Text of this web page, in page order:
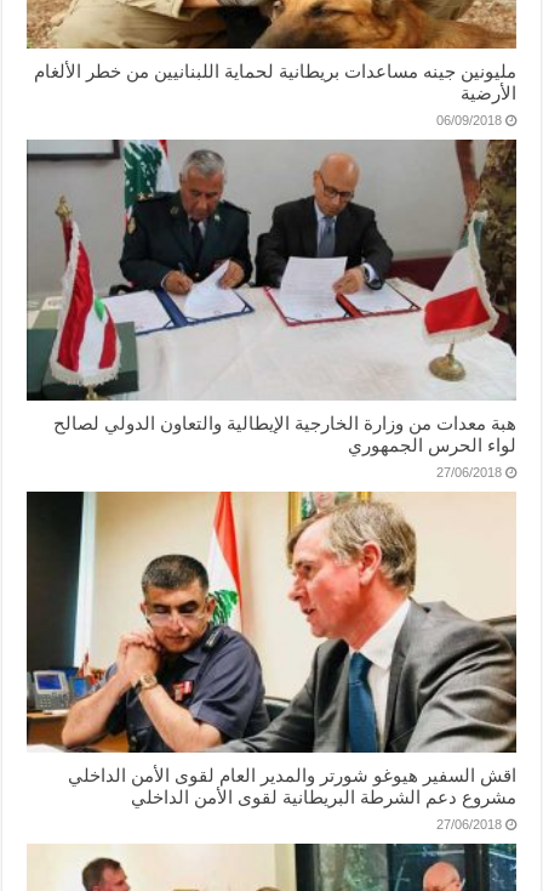
مليونين جينه مساعدات بريطانية لحماية اللبنانيين من خطر الألغام
الأرضية
06/09/2018
هبة معدات من وزارة الخارجية الإيطالية والتعاون الدولي لصالح
لواء الحرس الجمهوري
27/06/2018
اقش السفير هيوغو شورتر والمدير العام لقوى الأمن الداخلي
مشروع دعم الشرطة البريطانية لقوى الأمن الداخلي
27/06/2018